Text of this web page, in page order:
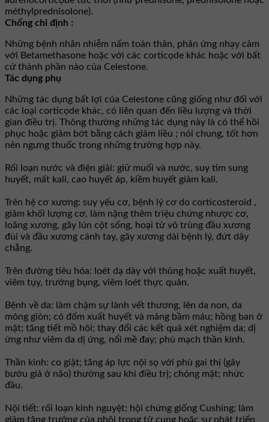
méthylprednisolone).
Chống chỉ định :
Những bệnh nhân nhiễm nấm toàn thân, phản ứng nhạy cảm
với Betamethasone hoặc với các corticọde khác hoặc với bất
cứ thành phần nào của Celestone.
Tác dụng phụ
Những tác dụng bất lợi của Celestone cũng giống như đối với
các loại corticọde khác, có liên quan đến liều lượng và thời
gian điều trị. Thông thường những tác dụng này là có thể hồi
phục hoặc giảm bớt bằng cách giảm liều ; nói chung, tốt hơn
nên ngưng thuốc trong những trường hợp này.
Rối loạn nước và điện giải: giữ muối và nước, suy tim sung
huyết, mất kali, cao huyết áp, kiềm huyết giảm kali.
Trên hệ cơ xương: suy yếu cơ, bệnh lý cơ do corticosteroid ,
giảm khối lượng cơ, làm nặng thêm triệu chứng nhược cơ,
loãng xương, gãy lún cột sống, hoại tử vô trùng đầu xương
đùi và đầu xương cánh tay, gãy xương dài bệnh lý, đứt dây
chằng.
Trên đường tiêu hóa: loét dạ dày với thủng hoặc xuất huyết,
viêm tụy, trướng bụng, viêm loét thực quản.
Bệnh về da: làm chậm sự lành vết thương, lên da non, da
mỏng giòn; có đốm xuất huyết và mảng bầm máu; hồng ban ở
mặt; tăng tiết mồ hôi; thay đổi các kết quả xét nghiệm da; dị
ứng như viêm da dị ứng, nổi mề đay; phù mạch thần kinh.
Thần kinh: co giật; tăng áp lực nội sọ với phù gai thị (gây
bướu giả ở não) thường sau khi điều trị; chóng mặt; nhức
đầu.
Nội tiết: rối loạn kinh nguyệt; hội chứng giống Cushing; làm
giảm tăng trưởng của phôi trong tử cung hoặc sự phát triển